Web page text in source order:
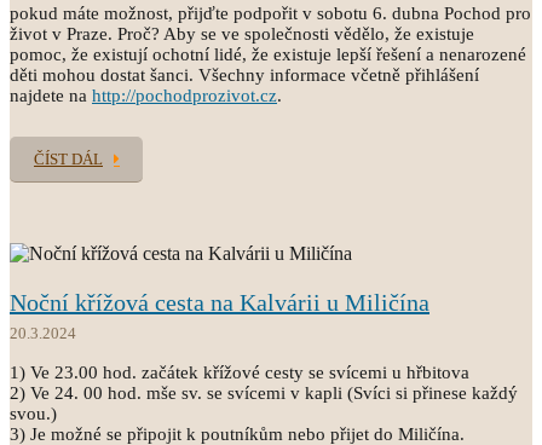
pokud máte možnost, přijďte podpořit v sobotu 6. dubna Pochod pro
život v Praze. Proč? Aby se ve společnosti vědělo, že existuje
pomoc, že existují ochotní lidé, že existuje lepší řešení a nenarozené
děti mohou dostat šanci. Všechny informace včetně přihlášení
najdete na http://pochodprozivot.cz.
ČÍST DÁL
Noční křížová cesta na Kalvárii u Miličína
20.3.2024
1) Ve 23.00 hod. začátek křížové cesty se svícemi u hřbitova
2) Ve 24. 00 hod. mše sv. se svícemi v kapli (Svíci si přinese každý
svou.)
3) Je možné se připojit k poutníkům nebo přijet do Miličína.